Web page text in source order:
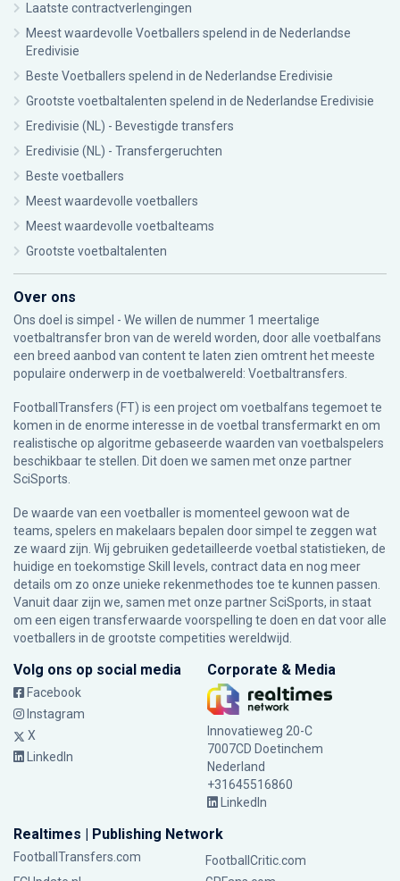
Laatste contractverlengingen
Meest waardevolle Voetballers spelend in de Nederlandse
Eredivisie
Beste Voetballers spelend in de Nederlandse Eredivisie
Grootste voetbaltalenten spelend in de Nederlandse Eredivisie
Eredivisie (NL) - Bevestigde transfers
Eredivisie (NL) - Transfergeruchten
Beste voetballers
Meest waardevolle voetballers
Meest waardevolle voetbalteams
Grootste voetbaltalenten
Over ons
Ons doel is simpel - We willen de nummer 1 meertalige
voetbaltransfer bron van de wereld worden, door alle voetbalfans
een breed aanbod van content te laten zien omtrent het meeste
populaire onderwerp in de voetbalwereld: Voetbaltransfers.
FootballTransfers (FT) is een project om voetbalfans tegemoet te
komen in de enorme interesse in de voetbal transfermarkt en om
realistische op algoritme gebaseerde waarden van voetbalspelers
beschikbaar te stellen. Dit doen we samen met onze partner
SciSports
De waarde van een voetballer is momenteel gewoon wat de
teams, spelers en makelaars bepalen door simpel te zeggen wat
ze waard zijn. Wij gebruiken gedetailleerde voetbal statistieken, de
huidige en toekomstige Skill levels, contract data en nog meer
details om zo onze unieke rekenmethodes toe te kunnen passen.
Vanuit daar zijn we, samen met onze partner SciSports, in staat
om een eigen transferwaarde voorspelling te doen en dat voor alle
voetballers in de grootste competities wereldwijd.
Volg ons op social media
Facebook
Instagram
X
LinkedIn
Corporate & Media
Innovatieweg 20-C
7007CD Doetinchem
Nederland
+31645516860
LinkedIn
Realtimes | Publishing Network
FootballTransfers.com
FootballCritic.com